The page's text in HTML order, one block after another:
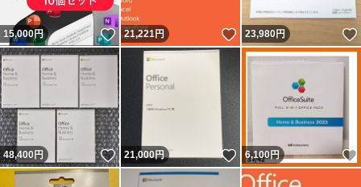
15,000円 いいね！
21,221円 いいね！
23,980円
48,400円 いいね！
21,000円 いいね！
6,100円